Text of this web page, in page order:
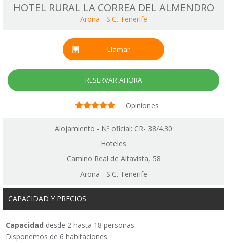
HOTEL RURAL LA CORREA DEL ALMENDRO
Arona - S.C. Tenerife
Llamar
RESERVAR AHORA
Opiniones
Alojamiento - Nº oficial: CR- 38/4.30
Hoteles
Camino Real de Altavista, 58
Arona - S.C. Tenerife
CAPACIDAD Y PRECIOS
Capacidad desde 2 hasta 18 personas.
Disponemos de 6 habitaciones.